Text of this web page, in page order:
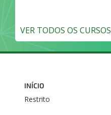
VER TODOS OS CURSOS
INÍCIO
Restrito